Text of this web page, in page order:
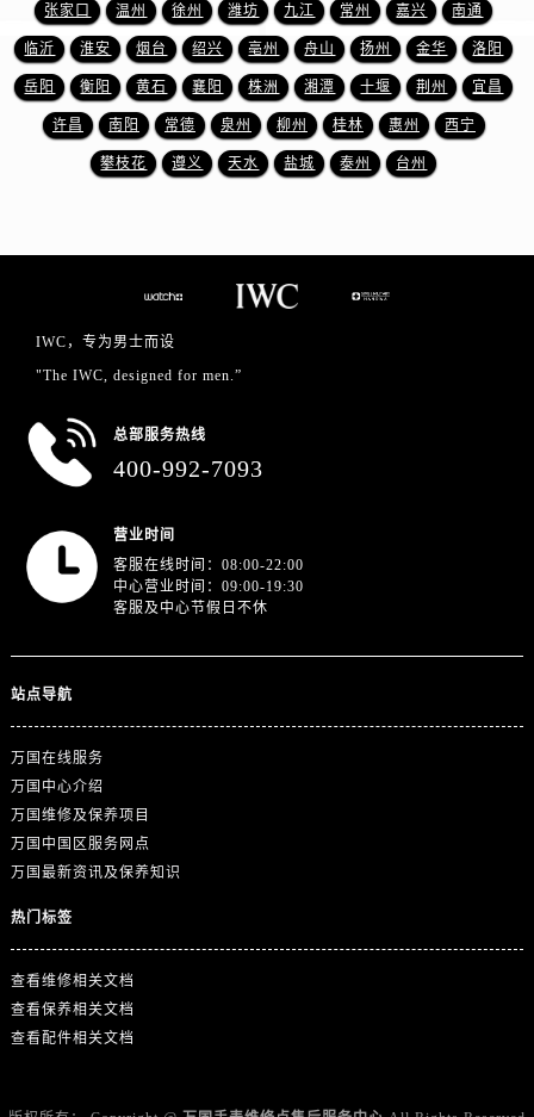
广东省惠州市惠城区江北文昌一路7号华贸大厦1座30层3005室万国售后服务中心（需提前预约）
广东省江门市蓬江区广场西路万国售后服务中心（需提前预约）
广东省揭阳市榕城进贤门步行街万国售后服务中心（需提前预约）
广东省茂名市电白区水东街道迎宾大道万国售后服务中心（需提前预约）
广东省汕尾市城区香洲街道园林社区翠园街万国售后服务中心（需提前预约）
广西壮族自治区桂林市秀峰区红岭路万国售后服务中心（需提前预约）
广西壮族自治区贺州市八步区城东街道灵峰南路万国售后服务中心（需提前预约）
张家口 温州 徐州 潍坊 九江 常州 嘉兴 南通
临沂 淮安 烟台 绍兴 亳州 舟山 扬州 金华 洛阳
岳阳 衡阳 黄石 襄阳 株洲 湘潭 十堰 荆州 宜昌
许昌 南阳 常德 泉州 柳州 桂林 惠州 西宁
攀枝花 遵义 天水 盐城 泰州 台州
IWC，专为男士而设
"The IWC, designed for men.”
总部服务热线
400-992-7093
营业时间
客服在线时间：08:00-22:00
中心营业时间：09:00-19:30
客服及中心节假日不休
站点导航
万国在线服务
万国中心介绍
万国维修及保养项目
万国中国区服务网点
万国最新资讯及保养知识
热门标签
查看维修相关文档
查看保养相关文档
查看配件相关文档